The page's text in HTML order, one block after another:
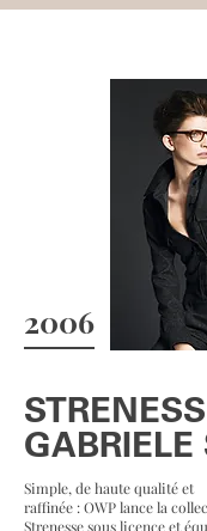
2006
GABRIELE
Simple, de haute qualité et
raffinée : OWP lance la
Strenesse sous licence et